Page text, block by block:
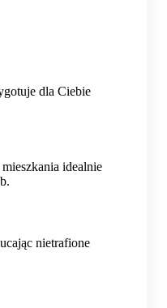
dla Ciebie
idealnie
nietrafione